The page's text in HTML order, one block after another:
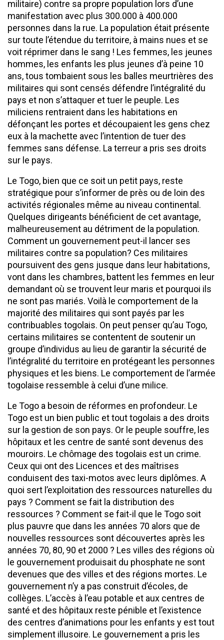
militaire) contre sa propre population lors d’une
manifestation avec plus 300.000 à 400.000
personnes dans la rue. La population était présente
sur toute l’étendue du territoire, à mains nues et se
voit réprimer dans le sang ! Les femmes, les jeunes
hommes, les enfants les plus jeunes d’à peine 10
ans, tous tombaient sous les balles meurtrières des
militaires qui sont censés défendre l’intégralité du
pays et non s’attaquer et tuer le peuple. Les
miliciens rentraient dans les habitations en
défonçant les portes et découpaient les gens chez
eux à la machette avec l’intention de tuer des
femmes sans défense. La terreur a pris ses droits
sur le pays.
Le Togo, bien que ce soit un petit pays, reste
stratégique pour s’informer de près ou de loin des
activités régionales même au niveau continental.
Quelques dirigeants bénéficient de cet avantage,
malheureusement au détriment de la population.
Comment un gouvernement peut-il lancer ses
militaires contre sa population? Ces militaires
poursuivent des gens jusque dans leur habitations,
vont dans les chambres, battent les femmes en leur
demandant où se trouvent leur maris et pourquoi ils
ne sont pas mariés. Voilà le comportement de la
majorité des militaires qui sont payés par les
contribuables togolais. On peut penser qu’au Togo,
certains militaires se contentent de soutenir un
groupe d’individus au lieu de garantir la sécurité de
l’intégralité du territoire en protégeant les personnes
physiques et les biens. Le comportement de l’armée
togolaise ressemble à celui d’une milice.
Le Togo a besoin de réformes en profondeur. Le
Togo est un bien public et tout togolais a des droits
sur la gestion de son pays. Or le peuple souffre, les
hôpitaux et les centre de santé sont devenus des
mouroirs. Le chômage des togolais est un crime.
Ceux qui ont des Licences et des maîtrises
conduisent des taxi-motos avec leurs diplômes. A
quoi sert l’exploitation des ressources naturelles du
pays ? Comment se fait la distribution des
ressources ? Comment se fait-il que le Togo soit
plus pauvre que dans les années 70 alors que de
nouvelles ressources sont découvertes après les
années 70, 80, 90 et 2000 ? Les villes des régions où
le gouvernement produisait du phosphate ne sont
devenues que des villes et des régions mortes. Le
gouvernement n’y a pas construit d’écoles, de
collèges. L’accès à l’eau potable et aux centres de
santé et des hôpitaux reste pénible et l’existence
des centres d’animations pour les enfants y est tout
simplement illusoire. Le gouvernement a pris les